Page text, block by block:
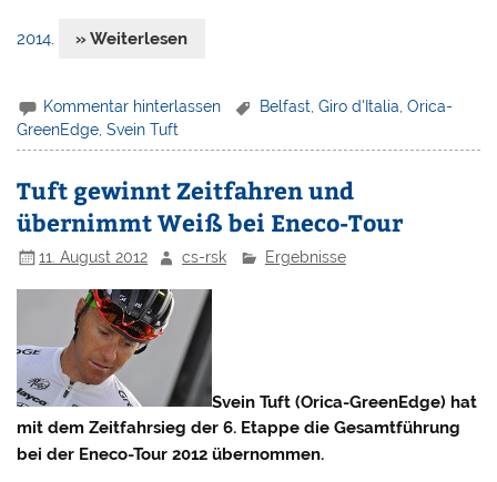
2014. » Weiterlesen
Kommentar hinterlassen Belfast ,Giro d'Italia ,Orica-
GreenEdge,Svein Tuft
Tuft gewinnt Zeitfahren und
übernimmt Weiß bei Eneco-Tour
11. August 2012 cs-rsk Ergebnisse
Svein Tuft (Orica-GreenEdge) hat
mit dem Zeitfahrsieg der 6. Etappe die Gesamtführung
bei der Eneco-Tour 2012 übernommen.